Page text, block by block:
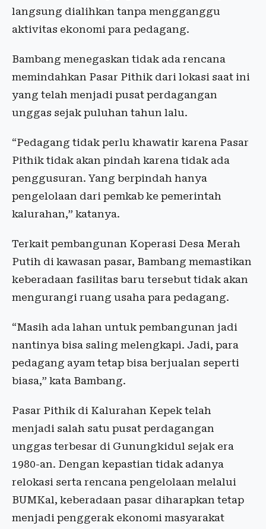
langsung dialihkan tanpa mengganggu
aktivitas ekonomi para pedagang.
Bambang menegaskan tidak ada rencana
memindahkan Pasar Pithik dari lokasi saat ini
yang telah menjadi pusat perdagangan
unggas sejak puluhan tahun lalu.
“Pedagang tidak perlu khawatir karena Pasar
Pithik tidak akan pindah karena tidak ada
penggusuran. Yang berpindah hanya
pengelolaan dari pemkab ke pemerintah
kalurahan,” katanya.
Terkait pembangunan Koperasi Desa Merah
Putih di kawasan pasar, Bambang memastikan
keberadaan fasilitas baru tersebut tidak akan
mengurangi ruang usaha para pedagang.
“Masih ada lahan untuk pembangunan jadi
nantinya bisa saling melengkapi. Jadi, para
pedagang ayam tetap bisa berjualan seperti
biasa,” kata Bambang.
Pasar Pithik di Kalurahan Kepek telah
menjadi salah satu pusat perdagangan
unggas terbesar di Gunungkidul sejak era
1980-an. Dengan kepastian tidak adanya
relokasi serta rencana pengelolaan melalui
BUMKal, keberadaan pasar diharapkan tetap
menjadi penggerak ekonomi masyarakat